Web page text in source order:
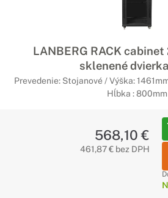
LANBERG RACK
sklenené
Prevedenie: Stojanové / Výška:
Hĺbka : 800mm
568,10 €
461,87 € bez DPH